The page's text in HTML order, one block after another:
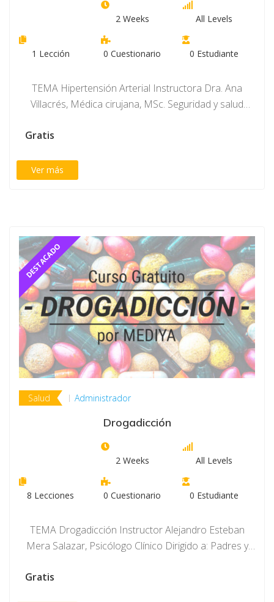
2 Weeks All Levels
1 Lección 0 Cuestionario 0 Estudiante
TEMA Hipertensión Arterial Instructora Dra. Ana
Villacrés, Médica cirujana, MSc. Seguridad y salud
Gratis
Ver más
Salud Administrador
Drogadicción
2 Weeks All Levels
8 Lecciones 0 Cuestionario 0 Estudiante
TEMA Drogadicción Instructor Alejandro Esteban
Mera Salazar, Psicólogo Clínico Dirigido a: Padres y
Gratis